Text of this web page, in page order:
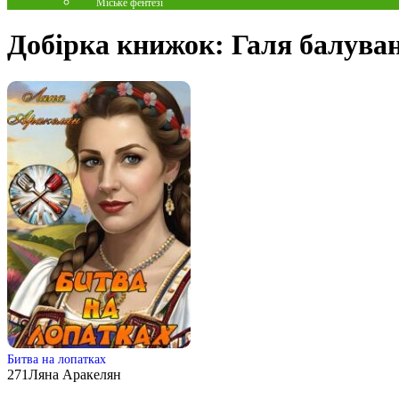
Міське фентезі
Добірка книжок: Галя
Битва на лопатках
271Ляна Аракелян